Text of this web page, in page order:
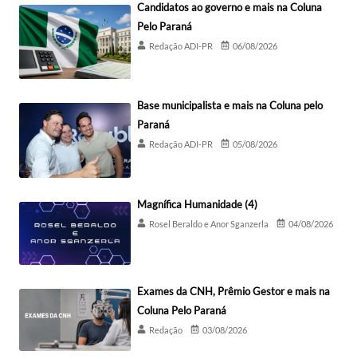
Candidatos ao governo e mais na Coluna
Pelo Paraná
Redação ADI-PR 06/08/2026
Base municipalista e mais na Coluna pelo
Paraná
Redação ADI-PR 05/08/2026
Magnífica Humanidade (4)
Rosel Beraldo e Anor Sganzerla 04/08/2026
Exames da CNH, Prêmio Gestor e mais na
Coluna Pelo Paraná
Redação 03/08/2026